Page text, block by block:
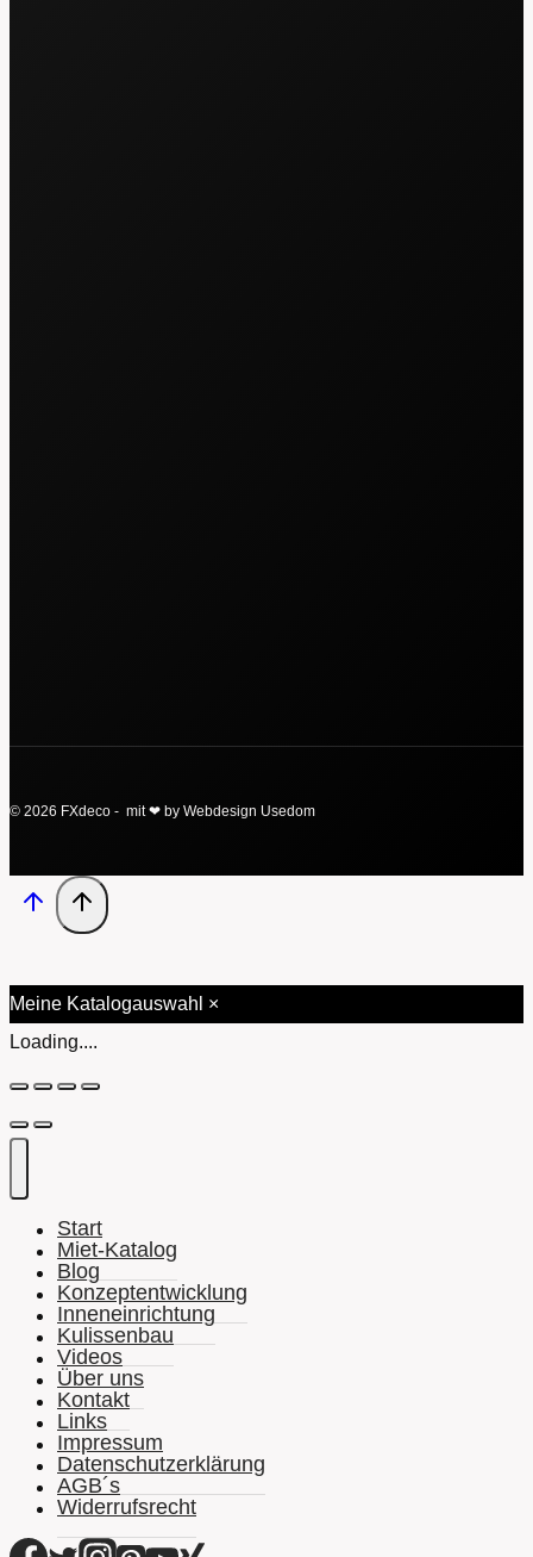
© 2026 FXdeco - mit ❤ by Webdesign Usedom
Meine Katalogauswahl ×
Loading....
Start
Miet-Katalog
Blog
Konzeptentwicklung
Inneneinrichtung
Kulissenbau
Videos
Über uns
Kontakt
Links
Impressum
Datenschutzerklärung
AGB´s
Widerrufsrecht